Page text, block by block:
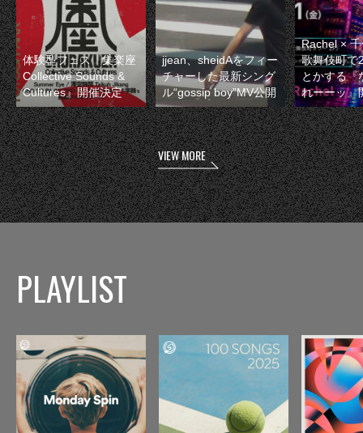
体験型フェス『集楽座
Collective Sounds &
Cultures』開催決定
jjean、sheidAをフィー
チャーした最新シング
ル“gossip boy”MV公開
Rachel ×
歌舞伎町で
とかする『
れーーッ』
VIEW MORE
PLAYLIST